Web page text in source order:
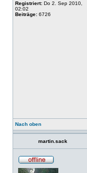
Registriert: Do 2. Sep 2010,
02:02
Beiträge: 6726
Nach oben
martin.sack